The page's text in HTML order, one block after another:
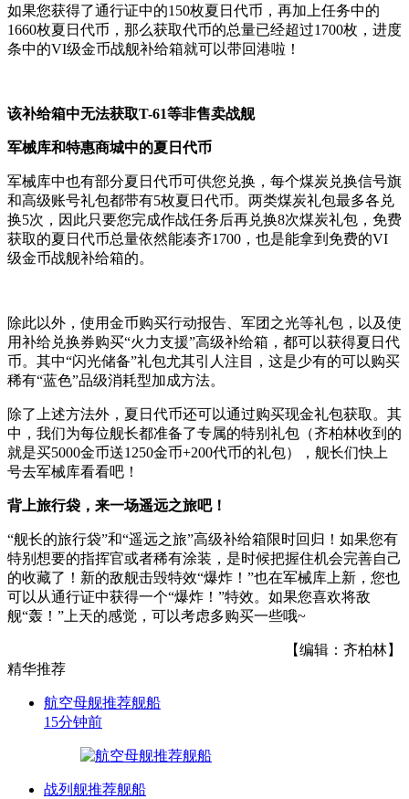
如果您获得了通行证中的150枚夏日代币，再加上任务中的
1660枚夏日代币，那么获取代币的总量已经超过1700枚，进度
条中的VI级金币战舰补给箱就可以带回港啦！
该补给箱中无法获取T-61等非售卖战舰
军械库和特惠商城中的夏日代币
军械库中也有部分夏日代币可供您兑换，每个煤炭兑换信号旗
和高级账号礼包都带有5枚夏日代币。两类煤炭礼包最多各兑
换5次，因此只要您完成作战任务后再兑换8次煤炭礼包，免费
获取的夏日代币总量依然能凑齐1700，也是能拿到免费的VI
级金币战舰补给箱的。
除此以外，使用金币购买行动报告、军团之光等礼包，以及使
用补给兑换券购买“火力支援”高级补给箱，都可以获得夏日代
币。其中“闪光储备”礼包尤其引人注目，这是少有的可以购买
稀有“蓝色”品级消耗型加成方法。
除了上述方法外，夏日代币还可以通过购买现金礼包获取。其
中，我们为每位舰长都准备了专属的特别礼包（齐柏林收到的
就是买5000金币送1250金币+200代币的礼包），舰长们快上
号去军械库看看吧！
背上旅行袋，来一场遥远之旅吧！
“舰长的旅行袋”和“遥远之旅”高级补给箱限时回归！如果您有
特别想要的指挥官或者稀有涂装，是时候把握住机会完善自己
的收藏了！新的敌舰击毁特效“爆炸！”也在军械库上新，您也
可以从通行证中获得一个“爆炸！”特效。如果您喜欢将敌
舰“轰！”上天的感觉，可以考虑多购买一些哦~
【编辑：齐柏林】
精华推荐
航空母舰推荐舰船
15分钟前
战列舰推荐舰船